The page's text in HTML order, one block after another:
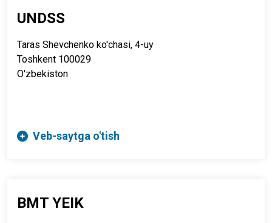
UNDSS
Taras Shevchenko ko'chasi, 4-uy
Toshkent 100029
O'zbekiston
Veb-saytga o'tish
BMT YEIK